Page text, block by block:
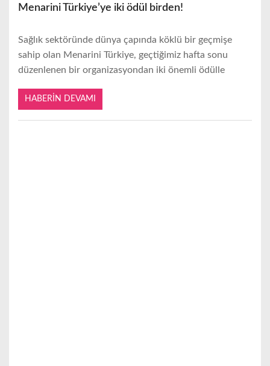
Menarini Türkiye’ye iki ödül birden!
Sağlık sektöründe dünya çapında köklü bir geçmişe
sahip olan Menarini Türkiye, geçtiğimiz hafta sonu
düzenlenen bir organizasyondan iki önemli ödülle
HABERIN DEVAMI